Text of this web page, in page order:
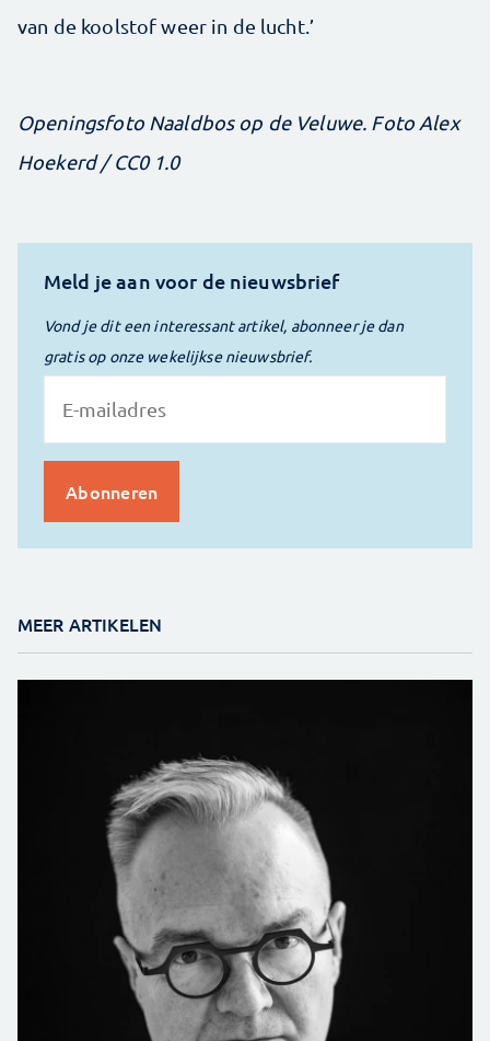
van de koolstof weer in de lucht.’
Openingsfoto Naaldbos op de Veluwe. Foto Alex
Hoekerd / CC0 1.0
Meld je aan voor de nieuwsbrief
Vond je dit een interessant artikel, abonneer je dan
gratis op onze wekelijkse nieuwsbrief.
MEER ARTIKELEN